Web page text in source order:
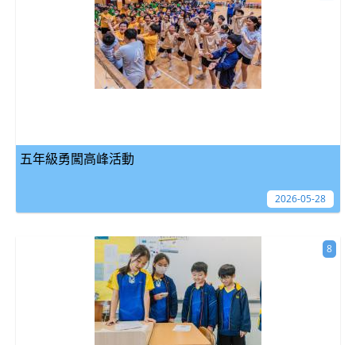
五年級勇闖高峰活動
2026-05-28
8